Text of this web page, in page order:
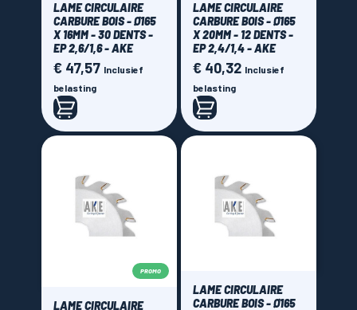
LAME CIRCULAIRE
CARBURE BOIS - Ø165
X 16MM - 30 DENTS -
EP 2,6/1,6 - AKE
Prijs
€ 47,57 Inclusief
belasting
LAME CIRCULAIRE
CARBURE BOIS - Ø165
X 20MM - 12 DENTS -
EP 2,4/1,4 - AKE
Prijs
€ 40,32 Inclusief
belasting
PROMO
LAME CIRCULAIRE
LAME CIRCULAIRE
CARBURE BOIS - Ø165